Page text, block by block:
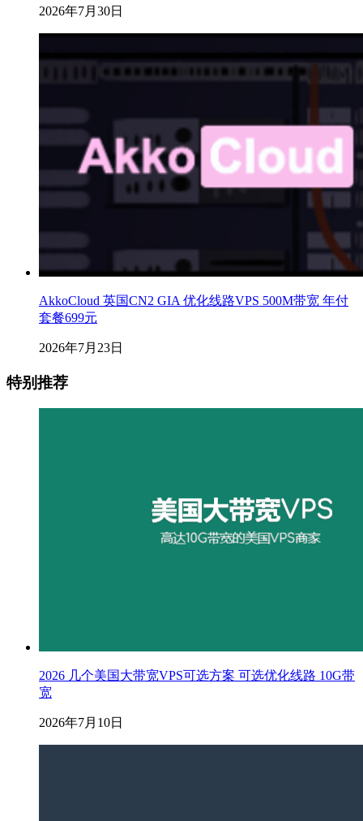
2026年7月30日
AkkoCloud 英国CN2 GIA 优化线路VPS 500M带宽 年付
套餐699元
2026年7月23日
特别推荐
2026 几个美国大带宽VPS可选方案 可选优化线路 10G带
宽
2026年7月10日